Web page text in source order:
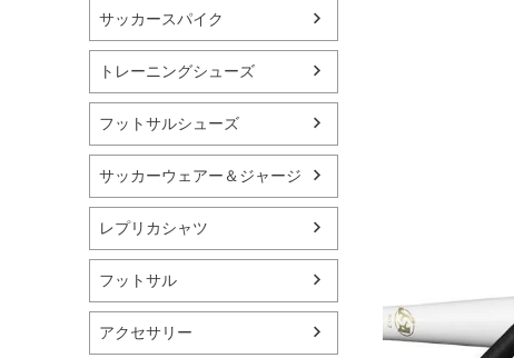
サッカースパイク
トレーニングシューズ
フットサルシューズ
サッカーウェアー＆ジャージ
レプリカシャツ
フットサル
アクセサリー